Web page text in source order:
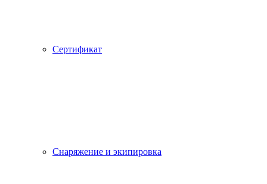
Сертификат
Снаряжение и экипировка